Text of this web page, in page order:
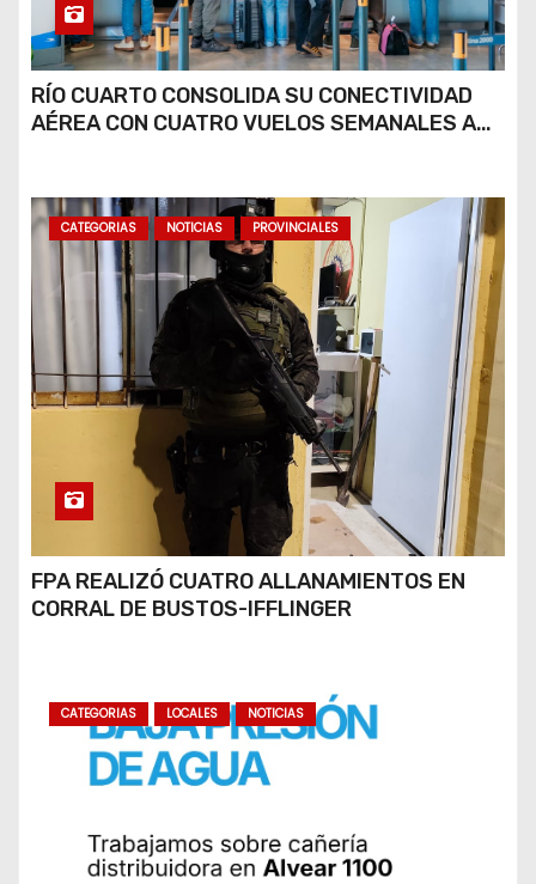
RÍO CUARTO CONSOLIDA SU CONECTIVIDAD
AÉREA CON CUATRO VUELOS SEMANALES A
CATEGORIAS NOTICIAS PROVINCIALES
FPA REALIZÓ CUATRO ALLANAMIENTOS EN
CORRAL DE BUSTOS-IFFLINGER
CATEGORIAS LOCALES NOTICIAS